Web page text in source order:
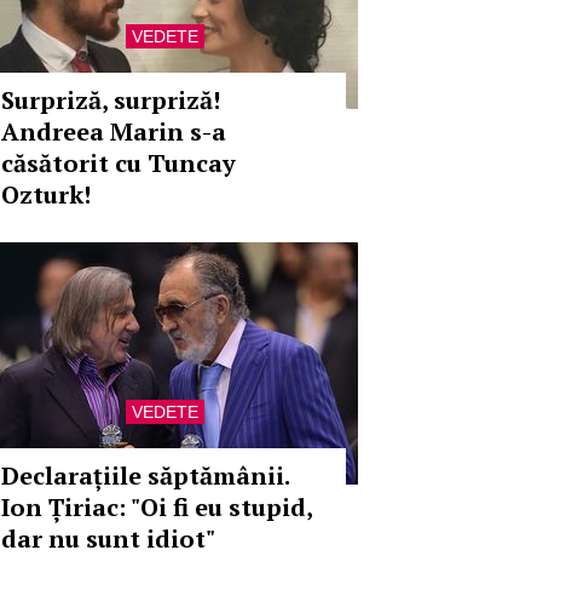
VEDETE
Surpriză, surpriză!
Andreea Marin s-a
căsătorit cu Tuncay
Ozturk!
VEDETE
Declarațiile săptămânii.
Ion Țiriac: "Oi fi eu stupid,
dar nu sunt idiot"